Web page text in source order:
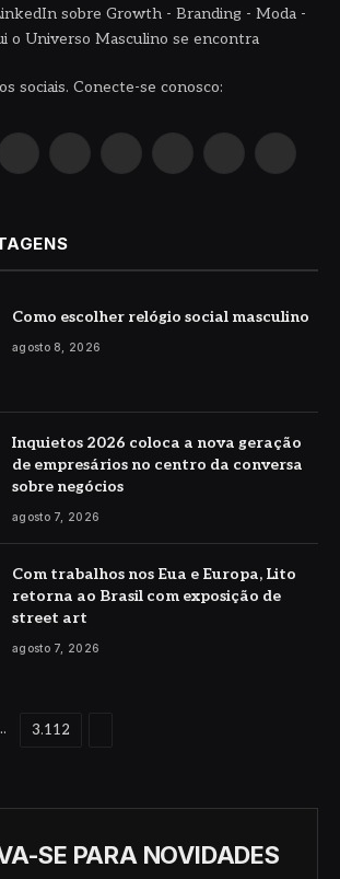
sobre Growth - Branding - Moda -
o Universo Masculino se encontra
sociais. Conecte-se conosco:
PinterestYouTube LinkedIn WhatsAppReddit TikTok
Como escolher relógio social masculino
agosto 8, 2026
Inquietos 2026 coloca a nova geração
de empresários no centro da conversa
sobre negócios
agosto 7, 2026
Com trabalhos nos Eua e Europa, Lito
retorna ao Brasil com exposição de
street art
agosto 7, 2026
3.112
SE PARA NOVIDADES